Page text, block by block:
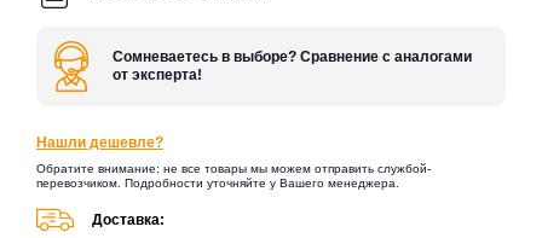
Сомневаетесь в выборе? Сравнение с аналогами
от эксперта!
Нашли дешевле?
Обратите внимание: не все товары мы можем отправить службой-
перевозчиком. Подробности уточняйте у Вашего менеджера.
Доставка: